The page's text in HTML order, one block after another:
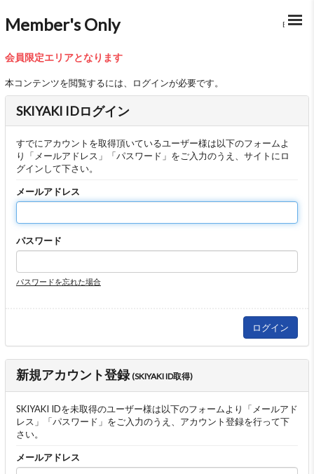
Member's Only BACK
会員限定エリアとなります
本コンテンツを閲覧するには、ログインが必要です。
SKIYAKI IDログイン
すでにアカウントを取得頂いているユーザー様は以下のフォームよ
り「メールアドレス」「パスワード」をご入力のうえ、サイトにロ
グインして下さい。
メールアドレス
パスワード
パスワードを忘れた場合
新規アカウント登録(SKIYAKI ID取得)
SKIYAKI IDを未取得のユーザー様は以下のフォームより「メールアド
レス」「パスワード」をご入力のうえ、アカウント登録を行って下
さい。
メールアドレス